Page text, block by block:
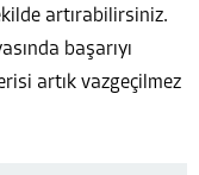
artırabilirsiniz.
başarıyı
artık vazgeçilmez